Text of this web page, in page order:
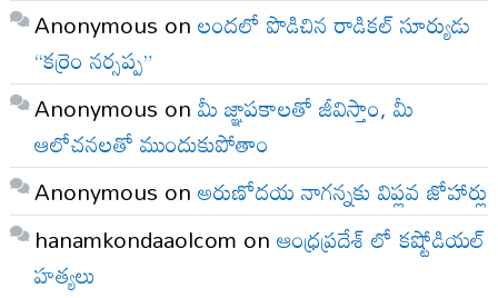
Anonymous onలందలో పొడిచిన రాడికల్ సూర్యుడు
“కర్రెం నర్సప్ప”
Anonymous onమీ జ్ఞాపకాలతో జీవిస్తాం, మీ
ఆలోచనలతో ముందుకుపోతాం
Anonymous onఅరుణోదయ నాగన్నకు విప్లవ జోహార్లు
hanamkondaaolcom onఆంధ్రప్రదేశ్ లో కష్టోడియల్
హత్యలు